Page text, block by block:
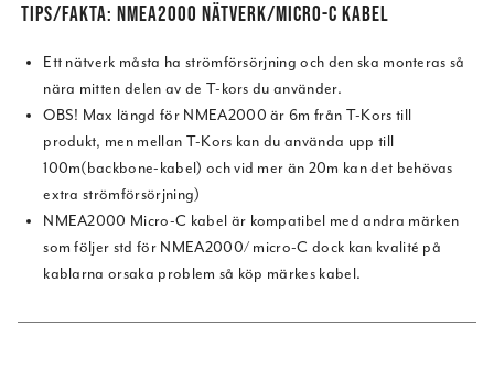
TIPS/FAKTA: NMEA2000 NÄTVERK/MICRO-C KABEL
Ett nätverk måsta ha strömförsörjning och den ska monteras så
nära mitten delen av de T-kors du använder.
OBS! Max längd för NMEA2000 är 6m från T-Kors till
produkt, men mellan T-Kors kan du använda upp till
100m(backbone-kabel) och vid mer än 20m kan det behövas
extra strömförsörjning)
NMEA2000 Micro-C kabel är kompatibel med andra märken
som följer std för NMEA2000/ micro-C dock kan kvalité på
kablarna orsaka problem så köp märkes kabel.